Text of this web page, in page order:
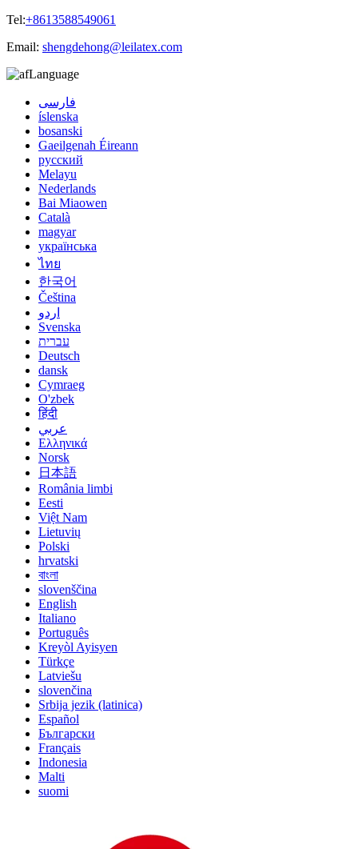
Tel:+8613588549061
Email: shengdehong@leilatex.com
Language
فارسی
íslenska
bosanski
Gaeilgenah Éireann
русский
Melayu
Nederlands
Bai Miaowen
Català
magyar
українська
ไทย
한국어
Čeština
اردو
Svenska
עברית
Deutsch
dansk
Cymraeg
O'zbek
हिंदी
عربي
Ελληνικά
Norsk
日本語
România limbi
Eesti
Việt Nam
Lietuvių
Polski
hrvatski
বাংলা
slovenščina
English
Italiano
Português
Kreyòl Ayisyen
Türkçe
Latviešu
slovenčina
Srbija jezik (latinica)
Español
Български
Français
Indonesia
Malti
suomi